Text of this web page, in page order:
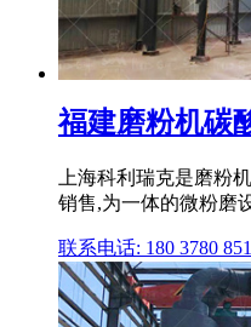
福建磨粉机碳
上海科利瑞克是磨粉
销售,为一体的微粉磨
联系电话: 180 3780